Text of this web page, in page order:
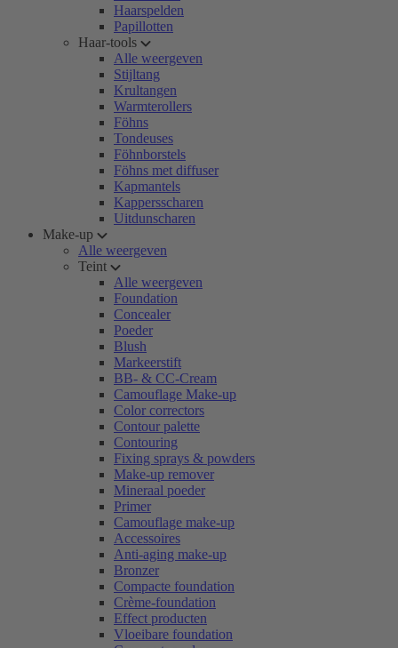
Haarspelden
Papillotten
Haar-tools
Alle weergeven
Stijltang
Krultangen
Warmterollers
Föhns
Tondeuses
Föhnborstels
Föhns met diffuser
Kapmantels
Kappersscharen
Uitdunscharen
Make-up
Alle weergeven
Teint
Alle weergeven
Foundation
Concealer
Poeder
Blush
Markeerstift
BB- & CC-Cream
Camouflage Make-up
Color correctors
Contour palette
Contouring
Fixing sprays & powders
Make-up remover
Mineraal poeder
Primer
Camouflage make-up
Accessoires
Anti-aging make-up
Bronzer
Compacte foundation
Crème-foundation
Effect producten
Vloeibare foundation